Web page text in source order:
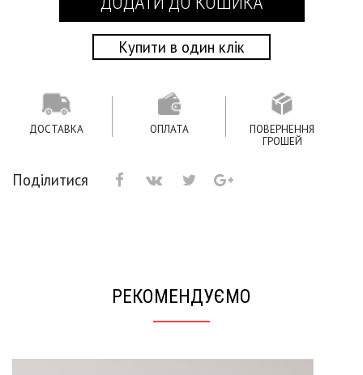
Купити в один клік
ДОСТАВКА ОПЛАТА
ПОВЕРНЕННЯ
ГРОШЕЙ
Поділитися
РЕКОМЕНДУЄМО